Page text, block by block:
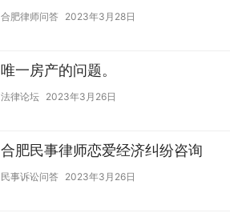
合肥律师问答 2023年3月28日
唯一房产的问题。
法律论坛 2023年3月26日
合肥民事律师恋爱经济纠纷咨询
民事诉讼问答 2023年3月26日